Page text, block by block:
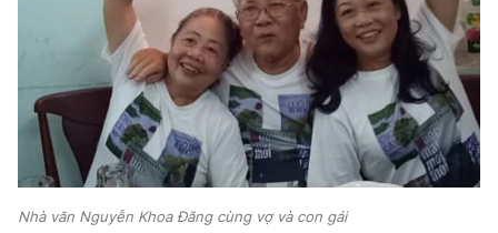
Nhà văn Nguyễn Khoa Đăng cùng vợ và con gái